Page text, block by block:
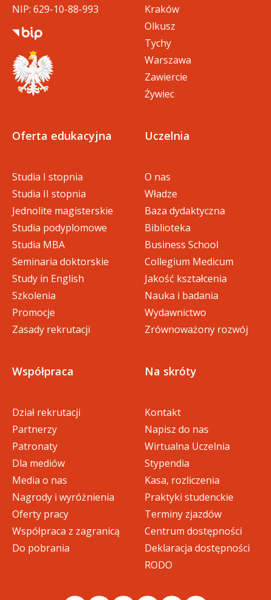
NIP: 629-10-88-993
Kraków
Olkusz
Tychy
Warszawa
Zawiercie
Żywiec
Oferta edukacyjna
Studia I stopnia
Studia II stopnia
Jednolite magisterskie
Studia podyplomowe
Studia MBA
Seminaria doktorskie
Study in English
Szkolenia
Promocje
Zasady rekrutacji
Uczelnia
O nas
Władze
Baza dydaktyczna
Biblioteka
Business School
Collegium Medicum
Jakość kształcenia
Nauka i badania
Wydawnictwo
Zrównoważony rozwój
Współpraca
Dział rekrutacji
Partnerzy
Patronaty
Dla mediów
Media o nas
Nagrody i wyróżnienia
Oferty pracy
Współpraca z zagranicą
Do pobrania
Na skróty
Kontakt
Napisz do nas
Wirtualna Uczelnia
Stypendia
Kasa, rozliczenia
Praktyki studenckie
Terminy zjazdów
Centrum dostępności
Deklaracja dostępności
RODO